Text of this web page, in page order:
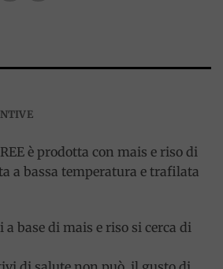
è prodotta con mais e riso di
a bassa temperatura e trafilata
base di mais e riso si cerca di